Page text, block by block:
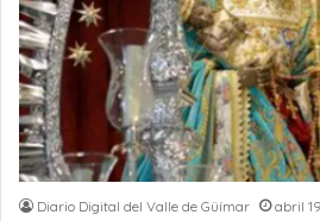
Diario Digital del Valle de Güímar abril